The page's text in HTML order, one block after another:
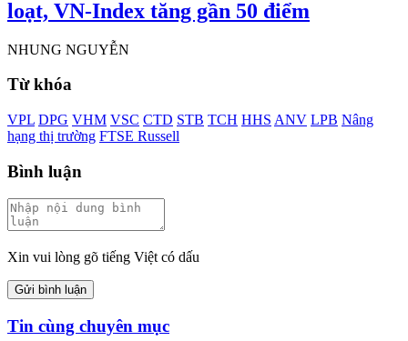
loạt, VN-Index tăng gần 50 điểm
NHUNG NGUYỄN
Từ khóa
VPL DPG VHM VSC CTD STB TCH HHS ANV LPB Nâng
hạng thị trường FTSE Russell
Bình luận
Xin vui lòng gõ tiếng Việt có dấu
Gửi bình luận
Tin cùng chuyên mục